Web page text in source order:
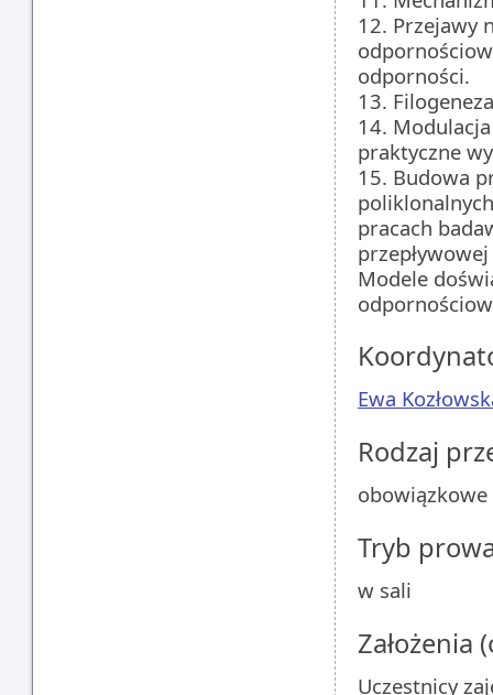
12. Przejawy
odporności.
13.
14.
praktyczne
15. Budowa
pracach
Modele
Ewa
Rodzaj
obowiązkowe
Tryb
w sali
Założenia
Uczestnicy